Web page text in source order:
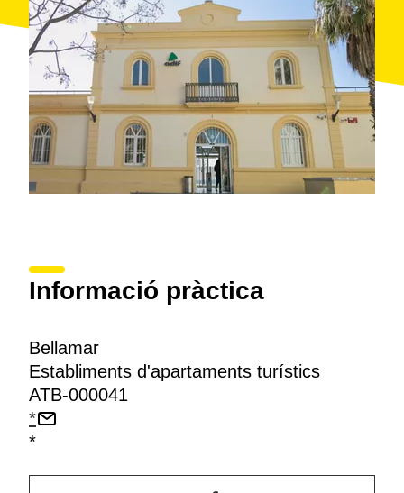
Informació pràctica
Bellamar
Establiments d'apartaments turístics
ATB-000041
*
*